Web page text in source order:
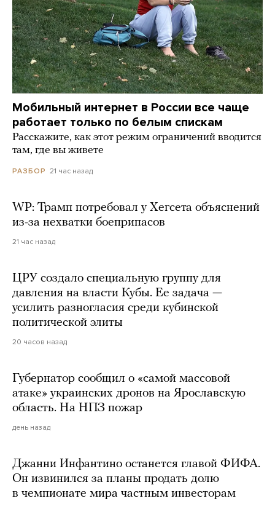
Мобильный интернет в России все чаще
работает только по белым спискам
Расскажите, как этот режим ограничений вводится
там, где вы живете
РАЗБОР 21 час назад
WP: Трамп потребовал у Хегсета объяснений
из-за нехватки боеприпасов
21 час назад
ЦРУ создало специальную группу для
давления на власти Кубы. Ее задача —
усилить разногласия среди кубинской
политической элиты
20 часов назад
Губернатор сообщил о «самой массовой
атаке» украинских дронов на Ярославскую
область. На НПЗ пожар
день назад
Джанни Инфантино останется главой ФИФА.
Он извинился за планы продать долю
в чемпионате мира частным инвесторам